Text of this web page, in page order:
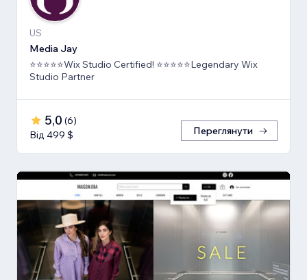
US
Media Jay
⭐⭐⭐⭐⭐Wix Studio Certified! ⭐⭐⭐⭐⭐Legendary Wix
Studio Partner
5,0 (6)
Від 499 $
Переглянути